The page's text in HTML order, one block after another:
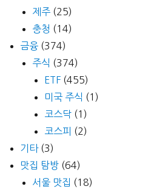
제주 (25)
충청 (14)
금융 (374)
주식 (374)
ETF (455)
미국 주식 (1)
코스닥 (1)
코스피 (2)
기타(3)
맛집 탐방 (64)
서울 맛집 (18)